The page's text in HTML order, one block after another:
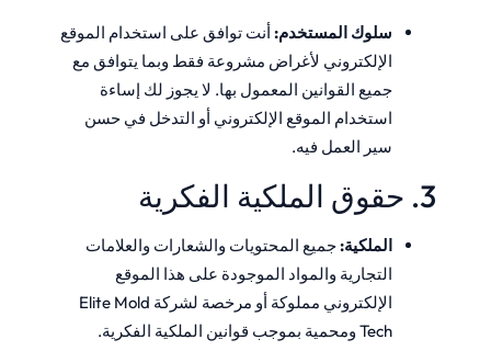
سلوك المستخدم: أنت توافق على استخدام الموقع
الإلكتروني لأغراض مشروعة فقط وبما يتوافق مع
جميع القوانين المعمول بها. لا يجوز لك إساءة
استخدام الموقع الإلكتروني أو التدخل في حسن
سير العمل فيه.
3. حقوق الملكية الفكرية
الملكية:جميع المحتويات والشعارات والعلامات
التجارية والمواد الموجودة على هذا الموقع
الإلكتروني مملوكة أو مرخصة لشركة Elite Mold
Tech ومحمية بموجب قوانين الملكية الفكرية.